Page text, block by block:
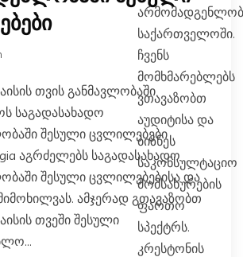
საქართველოში.
ჩვენს
მომხმარებლებს
ვთავაზობთ
აუდიტისა და
ბიზნეს
საკონსულტაციო
მომსახურების
ფართო
სპექტრს.
კრესტონის
საგადასახადო
შესული ცვლილებები
აგრძელებს საგადასახადო
შესული ცვლილებებისა და
ამჯერად გთავაზობთ
თვეში შესული